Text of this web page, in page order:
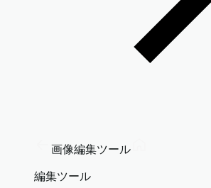
画像編集ツール
編集ツール